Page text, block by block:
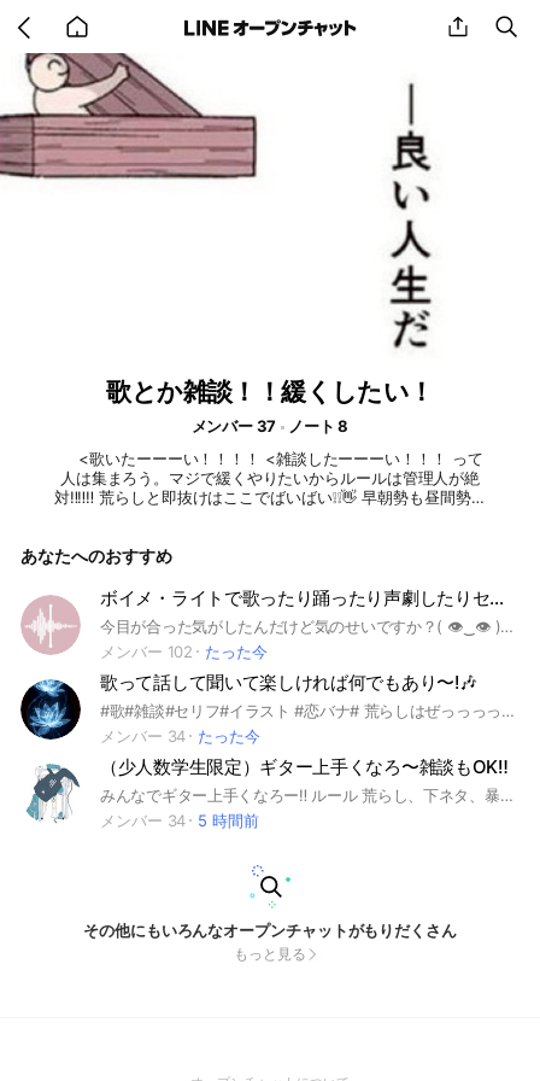
back
to
home
share
歌とか雑談！！緩くしたい！
メンバー 37
ノート 8
人は集まろう。マジで緩くやりたいからルールは管理人が絶
対‼️‼️‼️ 荒らしと即抜けはここでばいばい❕❕👋 早朝勢も昼間勢も
して・・・さっさと入って俺らと喋ろう‼️‼️今なら古参勢ってや
歌枠#歌#ゲーム#スプラ#スプラトゥーン2#スプラトゥーン3#
APEX#VALORANT#FPS#革命#世界を変えたい❕#運営さん消さ
ないでね😉😉😉#早朝勢#昼勢#深夜勢#オール勢#雀魂#アニメ
#漫画
あなたへのおすすめ
ボイメ・ライトで歌ったり踊ったり声劇したりセリフ読んだり
今目が合った気がしたんだけど気のせいですか？( 👁‿👁 ) そんなわけないよねぇーー どぅおも管理人ですぅ で、今君は見てくれてるってことです か ありがとうございます😊 このオプは名前の通り 歌ったり踊ったり声劇したりセリフ読んだりします 嘘ですごめんなさい踊ったりはしません👈👈👈 雑談もめっちゃするよ(( じゃあ本題に移ろうか👁👁 君は入ってくれるんだねありがとう え？そんなこと言ってないって？？ 説明見てるんだから強制だよぉ〜？ まあまあ落ち着いてさ、一旦入ってみなって みんな優しいしおもろいから🈂️ 毎日ボイメ送ってくれるから耳福だよ ルールも厳しくないし、ほら中で待ってるから✋✋ ゆるめにやっていきましょ🫠🙃🫠 ふざけまくりでお送り致しましたー 設立日:2026年5月4日 #歌 #踊り #声劇 #セリフ #雑談 #毎日ライト #ボイメ #メンユザ
メンバー 102
たった今
歌って話して聞いて楽しければ何でもあり〜!🎶
#歌#雑談#セリフ#イラスト #恋バナ# 荒らしはぜっっっったいにやめてください！
メンバー 34
たった今
（少人数学生限定）ギター上手くなろ〜雑談もOK‼︎
みんなでギター上手くなろー‼︎ ルール 荒らし、下ネタ、暴言、即抜けは、やめてください‼︎ みんなで楽しもう〜
メンバー 34
5 時間前
その他にもいろんなオープンチャットがもりだくさん
もっと見る